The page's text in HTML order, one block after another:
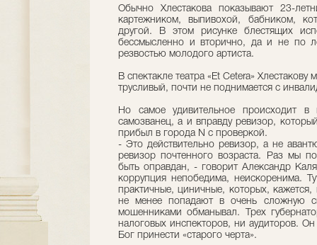
Обычно Хлестакова показывают 23-
картежником, выпивохой, бабником,
другой. В этом рисунке блестящих
бессмысленно и вторично, да и не по
резвостью молодого артиста.
В спектакле театра «Et Cetera»
трусливый, почти не поднимается с
Но самое удивительное происходит в
самозванец, а и вправду ревизор,
прибыл в города N с проверкой.
- Это действительно ревизор, а не
ревизор почтенного возраста. Раз мы
быть оправдан, - говорит Александр
коррупция непобедима, неискоренима.
практичные, циничные, которых,
не менее попадают в очень сложную
мошенниками обманывал. Трех
налоговых инспекторов, ни аудиторов.
Бог принести «старого черта».